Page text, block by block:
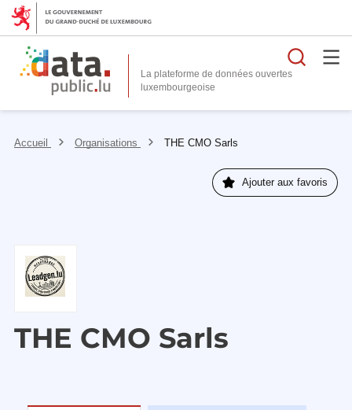
La plateforme de données ouvertes
Accueil Organisations THE CMO Sarls
Ajouter aux favoris
THE CMO Sarls